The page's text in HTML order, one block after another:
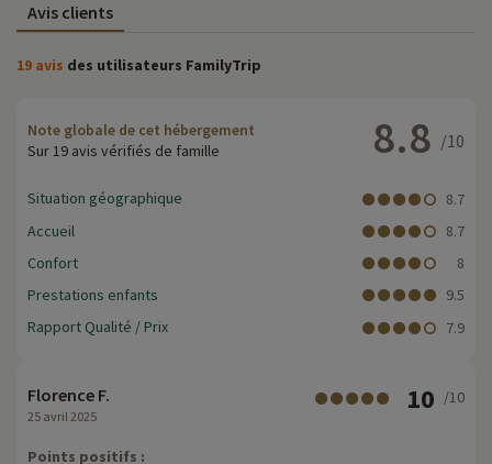
Avis clients
19 avis des utilisateurs FamilyTrip
Note globale de cet hébergement
Sur 19 avis vérifiés de famille
8.8 /10
Situation géographique
8.7
Accueil
8.7
Confort
8
Prestations enfants
9.5
Rapport Qualité / Prix
7.9
Florence F.
25 avril 2025
10 /10
Points positifs :